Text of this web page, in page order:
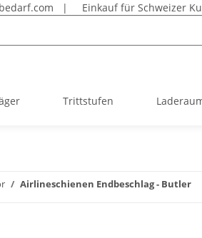
| Einkauf für Schweizer
Trittstufen
Airlineschienen Endbeschlag - Butler